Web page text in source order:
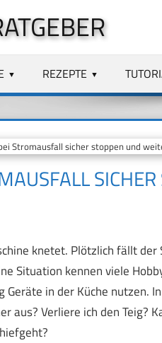
REZEPTE
Stromausfall sicher stoppen und
knetet. Plötzlich fällt
Situation kennen viele
in der Küche nutzen.
aus? Verliere ich den Teig?